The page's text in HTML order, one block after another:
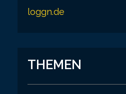
loggn.de
THEMEN